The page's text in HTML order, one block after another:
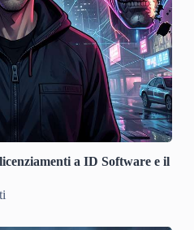
a ID Software e il